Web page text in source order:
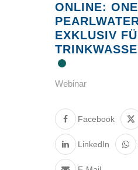
ONLINE:
EXKLUSIV
Webinar
Facebook
LinkedIn